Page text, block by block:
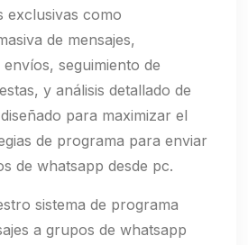
exclusivas como
de mensajes,
seguimiento de
y análisis detallado de
para maximizar el
de programa para enviar
de whatsapp desde pc.
sistema de programa
a grupos de whatsapp